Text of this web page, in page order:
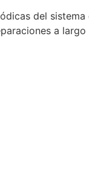
del sistema
a largo